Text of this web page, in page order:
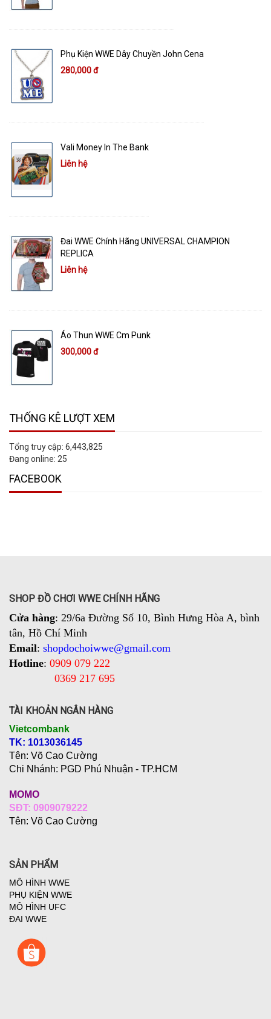
Phụ Kiện WWE Dây Chuyền John Cena
280,000 đ
Vali Money In The Bank
Liên hệ
Đai WWE Chính Hãng UNIVERSAL CHAMPION
REPLICA
Liên hệ
Áo Thun WWE Cm Punk
300,000 đ
THỐNG KÊ LƯỢT XEM
Tổng truy cập: 6,443,825
Đang online: 25
FACEBOOK
SHOP ĐỒ CHƠI WWE CHÍNH HÃNG
Cửa hàng: 29/6a Đường Số 10, Bình Hưng Hòa A, bình
tân, Hồ Chí Minh
Email: shopdochoiwwe@gmail.com
Hotline: 0909 079 222
0369 217 695
TÀI KHOẢN NGÂN HÀNG
Vietcombank
TK: 1013036145
Tên: Võ Cao Cường
Chi Nhánh: PGD Phú Nhuận - TP.HCM
MOMO
SĐT: 0909079222
Tên: Võ Cao Cường
SẢN PHẨM
MÔ HÌNH WWE
PHỤ KIỆN WWE
MÔ HÌNH UFC
ĐAI WWE